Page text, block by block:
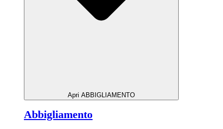
Apri ABBIGLIAMENTO
Abbigliamento